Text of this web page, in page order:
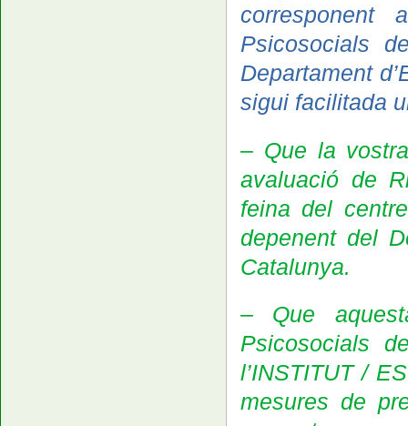
corresponent
Psicosocials
Departament
sigui facilitada
– Que la
avaluació de
feina del
depenent del
Catalunya.
– Que
Psicosocials
l’INSTITUT /
mesures de